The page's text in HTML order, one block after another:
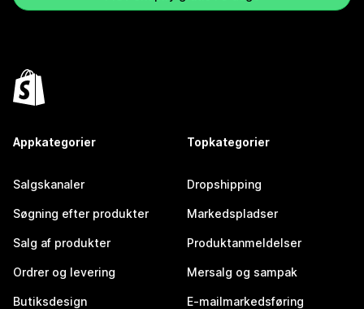
Appkategorier
Salgskanaler
Søgning efter produkter
Salg af produkter
Ordrer og levering
Butiksdesign
Topkategorier
Dropshipping
Markedspladser
Produktanmeldelser
Mersalg og sampak
E-mailmarkedsføring